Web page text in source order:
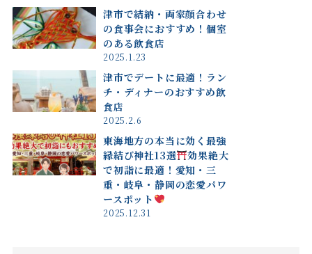
津市で結納・両家顔合わせ
の食事会におすすめ！個室
のある飲食店
2025.1.23
津市でデートに最適！ラン
チ・ディナーのおすすめ飲
食店
2025.2.6
東海地方の本当に効く最強
縁結び神社13選
効果絶大
で初詣に最適！愛知・三
重・岐阜・静岡の恋愛パワ
ースポット
2025.12.31